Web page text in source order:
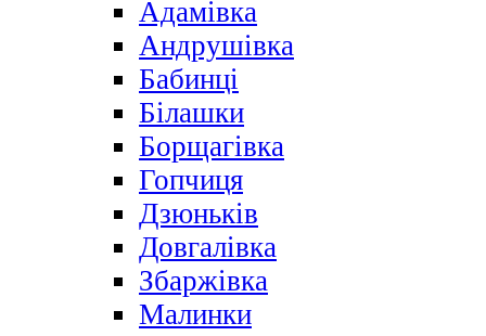
Адамівка
Андрушівка
Бабинці
Білашки
Борщагівка
Гопчиця
Дзюньків
Довгалівка
Збаржівка
Малинки